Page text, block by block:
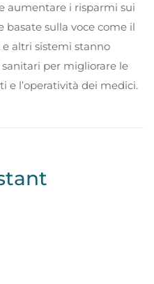
aumentare i risparmi sui
basate sulla voce come il
e altri sistemi stanno
per migliorare le
e l’operatività dei medici.